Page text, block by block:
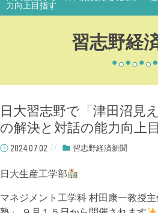
習志野経
力向上目指す
日大習志野で「津田沼見
の解決と対話の能力向上
2024.07.02 習志野経済新聞
日大生産工学部
マネジメント工学科 村田康一教授